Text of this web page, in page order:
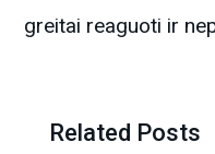
greitai reaguoti ir
Related Posts